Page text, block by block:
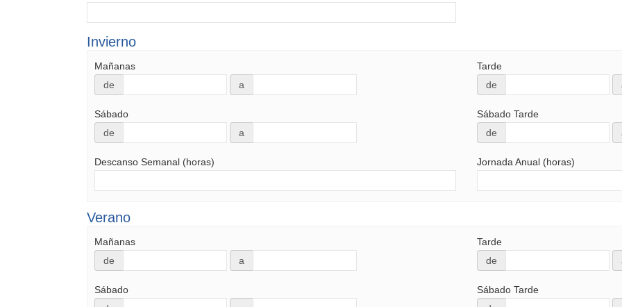
Invierno
Mañanas
de
a
Tarde
de
Sábado
de
a
Sábado Tarde
de
Descanso Semanal (horas) Jornada Anual (horas)
Verano
Mañanas
de
a
Tarde
de
Sábado
Sábado Tarde